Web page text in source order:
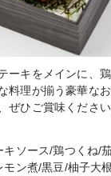
ーキをメインに、
料理が揃う豪華な
ぜひご賞味ください
ソース/鶏つくね/
モン煮/黒豆/柚子大